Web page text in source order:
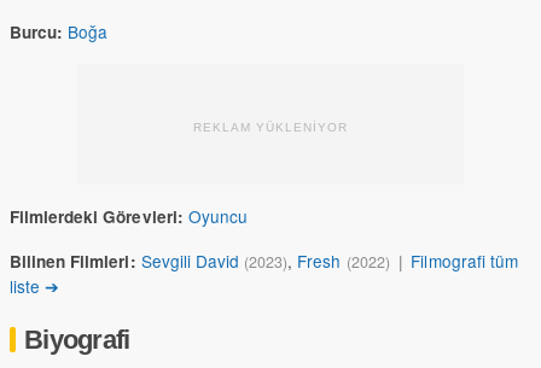
Burcu: Boğa
REKLAM YÜKLENİYOR
Filmlerdeki Görevleri: Oyuncu
Bilinen Filmleri: Sevgili David (2023), Fresh (2022) | Filmografi tüm
liste ➔
Biyografi